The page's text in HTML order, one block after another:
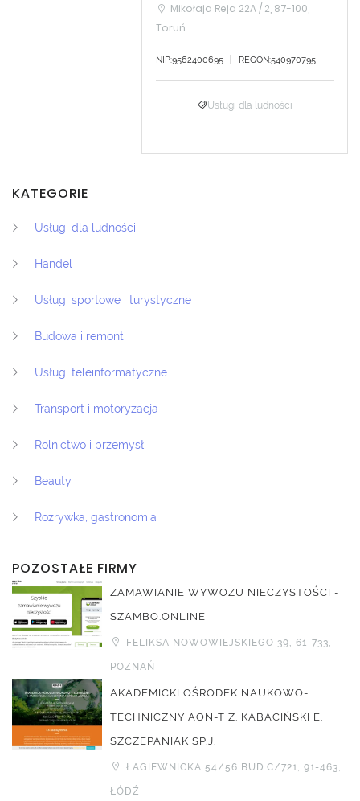
Mikołaja Reja 22A / 2, 87-100,
Toruń
NIP:9562400695 REGON:540970795
Usługi dla ludności
KATEGORIE
Usługi dla ludności
Handel
Usługi sportowe i turystyczne
Budowa i remont
Usługi teleinformatyczne
Transport i motoryzacja
Rolnictwo i przemysł
Beauty
Rozrywka, gastronomia
POZOSTAŁE FIRMY
ZAMAWIANIE WYWOZU NIECZYSTOŚCI -
SZAMBO.ONLINE
FELIKSA NOWOWIEJSKIEGO 39, 61-733,
POZNAŃ
AKADEMICKI OŚRODEK NAUKOWO-
TECHNICZNY AON-T Z. KABACIŃSKI E.
SZCZEPANIAK SP.J.
ŁAGIEWNICKA 54/56 BUD.C/721, 91-463,
ŁÓDŹ